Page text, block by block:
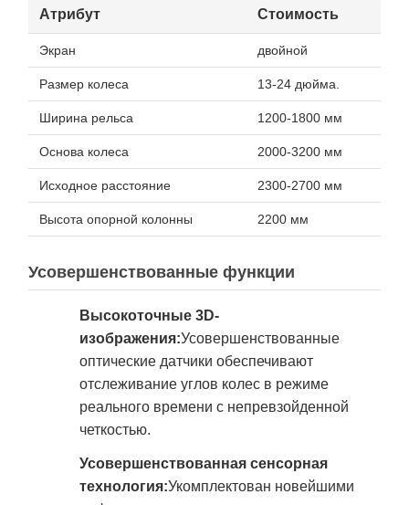
Атрибут Стоимость
Экран двойной
Размер колеса 13-24 дюйма.
Ширина рельса 1200-1800 мм
Основа колеса 2000-3200 мм
Исходное расстояние 2300-2700 мм
Высота опорной колонны 2200 мм
Усовершенствованные функции
Высокоточные 3D-
изображения:Усовершенствованные
оптические датчики обеспечивают
отслеживание углов колес в режиме
реального времени с непревзойденной
четкостью.
Усовершенствованная сенсорная
технология:Укомплектован новейшими